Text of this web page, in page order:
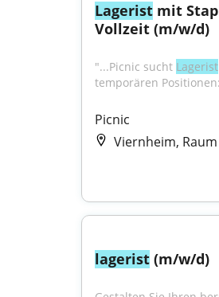
Lagerist mit
Vollzeit (m/w/d)
"...Picnic sucht Lagerist
temporären
Picnic
Viernheim, Raum
lagerist (m/w/d)